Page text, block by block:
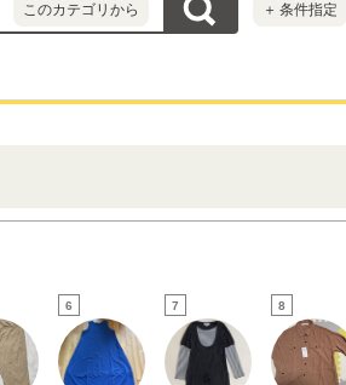
このカテゴリから ＋ 条件指定
6 7 8